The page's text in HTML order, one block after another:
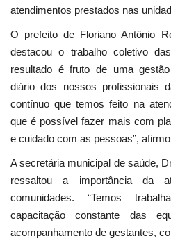
atendimentos prestados nas
O prefeito de Floriano Antônio
destacou o trabalho coletivo
resultado é fruto de uma
diário dos nossos profissionais
contínuo que temos feito na
que é possível fazer mais com
e cuidado com as pessoas”,
A secretária municipal de saúde,
ressaltou a importância da
comunidades. “Temos
capacitação constante das
acompanhamento de gestantes,